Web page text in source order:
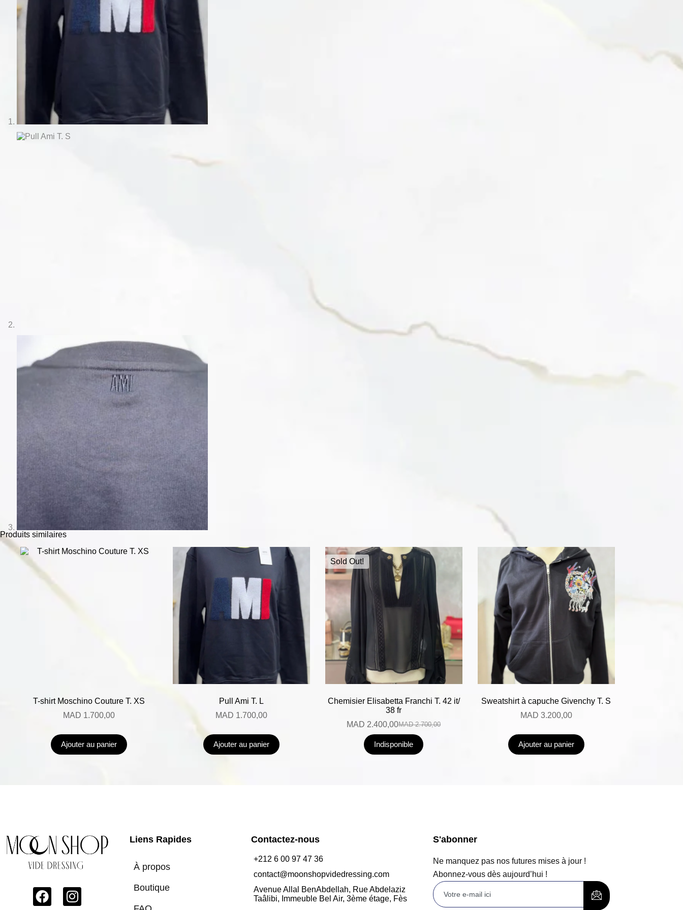
Produits similaires
T-shirt Moschino Couture T. XS
MAD 1.700,00
Ajouter au panier
Pull Ami T. L
MAD 1.700,00
Ajouter au panier
Sold Out!
Chemisier Elisabetta Franchi T. 42 it/
38 fr
MAD2.700,00
MAD 2.400,00
Indisponible
Sweatshirt à capuche Givenchy T. S
MAD 3.200,00
Ajouter au panier
Liens Rapides
À propos
Boutique
Contactez-nous
+212 6 00 97 47 36
contact@moonshopvidedressing.com
Avenue Allal BenAbdellah, Rue Abdelaziz
Taâlibi, Immeuble Bel Air, 3ème étage, Fès
S'abonner
Ne manquez pas nos futures mises à jour !
Abonnez-vous dès aujourd’hui !